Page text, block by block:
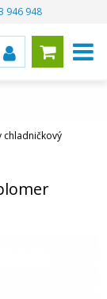
946 948
chladničkový